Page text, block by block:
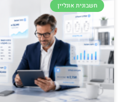
חשבונית אונליין